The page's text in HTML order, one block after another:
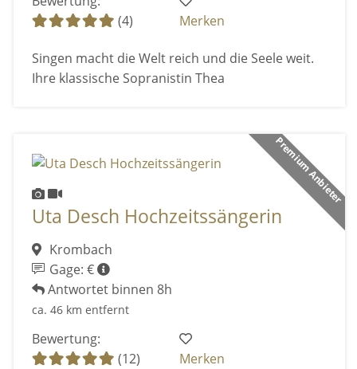
(4)
Merken
Singen macht die Welt reich und die Seele weit.
Ihre klassische Sopranistin Thea
Premium Anbieter
Uta Desch Hochzeitssängerin
Krombach
Gage: €
Antwortet binnen 8h
ca. 46 km entfernt
Bewertung:
(12)
Merken